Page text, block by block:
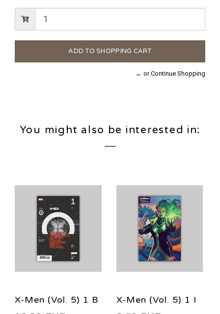
← or Continue Shopping
You might also be interested in:
X-Men (Vol. 5) 1 B
X-Men (Vol. 5) 1 I